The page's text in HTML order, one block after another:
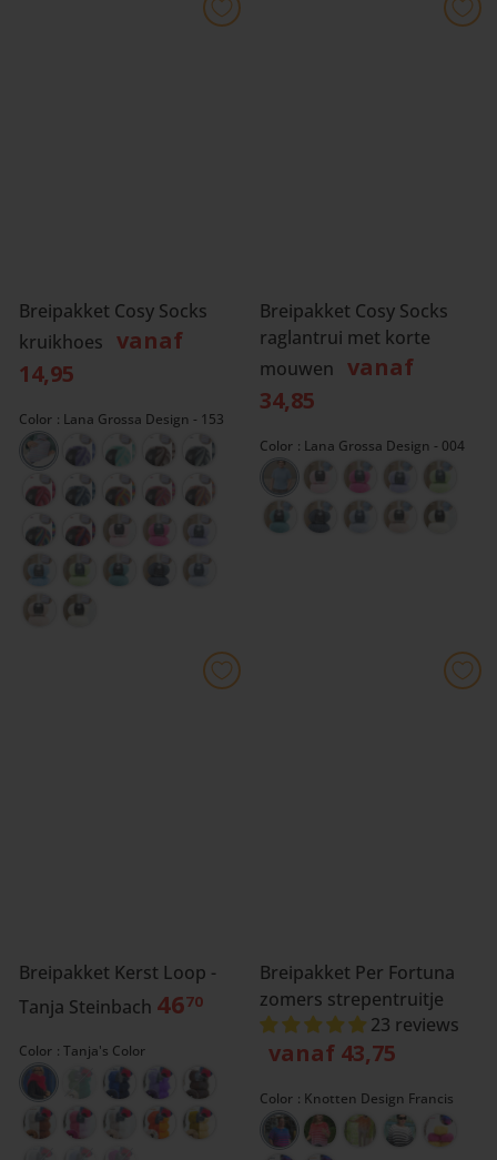
Breipakket Cosy Socks
kruikhoes vanaf
14,95
Color Lana Grossa Design - 153
Breipakket Cosy Socks
raglantrui met korte
mouwen vanaf
34,85
Color Lana Grossa Design - 004
Breipakket Kerst Loop -
Tanja Steinbach 4670
Color Tanja's Color
Breipakket Per Fortuna
zomers strepentruitje
23 reviews
vanaf 43,75
Color Knotten Design Francis